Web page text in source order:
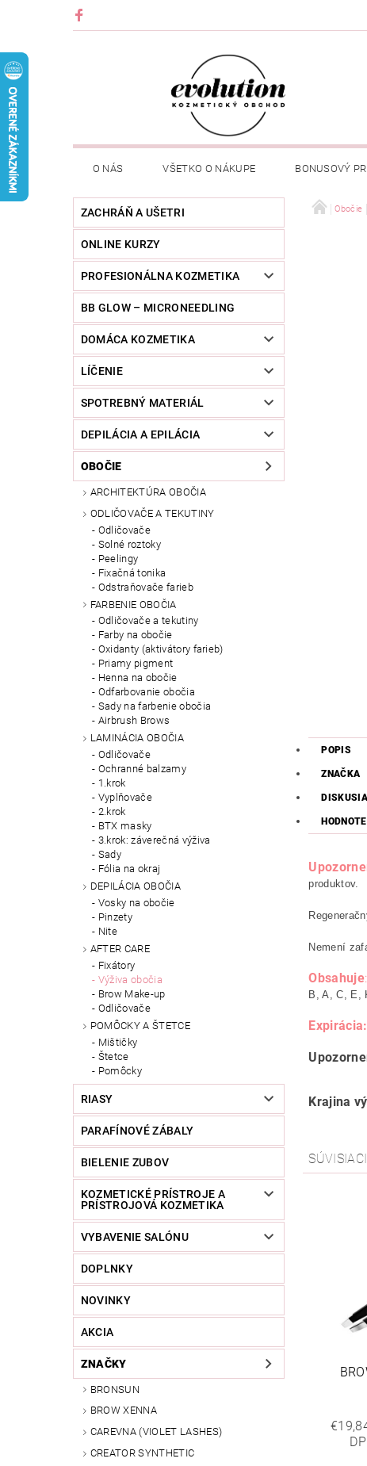
O NÁS VŠETKO O NÁKUPE BONUSOVÝ
ZACHRÁŇ A UŠETRI
ONLINE KURZY
PROFESIONÁLNA KOZMETIKA
BB GLOW – MICRONEEDLING
DOMÁCA KOZMETIKA
LÍČENIE
SPOTREBNÝ MATERIÁL
DEPILÁCIA A EPILÁCIA
OBOČIE
ARCHITEKTÚRA OBOČIA
ODLIČOVAČE A TEKUTINY
Odličovače
Solné roztoky
Peelingy
Fixačná tonika
Odstraňovače farieb
FARBENIE OBOČIA
Odličovače a tekutiny
Farby na obočie
Oxidanty (aktivátory farieb)
Priamy pigment
Henna na obočie
Odfarbovanie obočia
Sady na farbenie obočia
Airbrush Brows
LAMINÁCIA OBOČIA
Odličovače
Ochranné balzamy
1.krok
Vyplňovače
2.krok
BTX masky
3.krok: záverečná výživa
Sady
Fólia na okraj
DEPILÁCIA OBOČIA
Vosky na obočie
Pinzety
Nite
AFTER CARE
Fixátory
Výživa obočia
Brow Make-up
Odličovače
POMÔCKY A ŠTETCE
Mištičky
Štetce
Pomôcky
RIASY
PARAFÍNOVÉ ZÁBALY
BIELENIE ZUBOV
KOZMETICKÉ PRÍSTROJE A
PRÍSTROJOVÁ KOZMETIKA
VYBAVENIE SALÓNU
DOPLNKY
NOVINKY
AKCIA
ZNAČKY
BRONSUN
BROW XENNA
CAREVNA (VIOLET LASHES)
CREATOR SYNTHETIC
Obočie
POPIS
ZNAČKA
DISKUSIA
produktov.
Nemení
Obsahuje:
B, A, C, E,
Expirácia:
Krajina